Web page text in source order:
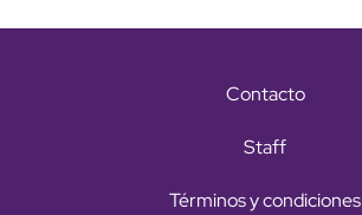
Contacto
Staff
Términos y condiciones